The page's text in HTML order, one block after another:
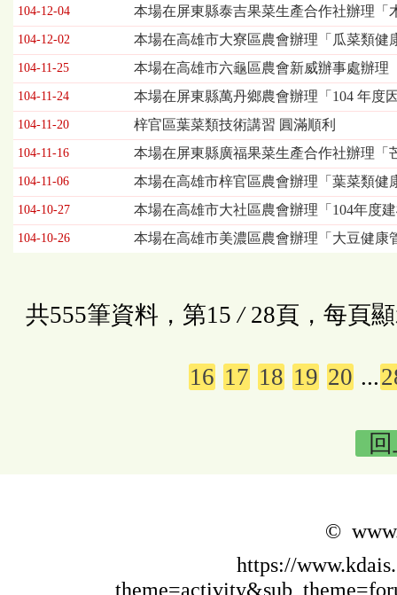
為：
發
布
日
期、
標
題
104-12-04 本場在屏東縣泰吉果菜生產合作社辦理「
104-12-02 本場在高雄市大寮區農會辦理「瓜菜類健
104-11-25 本場在高雄市六龜區農會新威辦事處辦理
104-11-24 本場在屏東縣萬丹鄉農會辦理「104 年度
104-11-20 梓官區葉菜類技術講習 圓滿順利
104-11-16 本場在屏東縣廣福果菜生產合作社辦理「
104-11-06 本場在高雄市梓官區農會辦理「葉菜類健
104-10-27 本場在高雄市大社區農會辦理「104年度
104-10-26 本場在高雄市美濃區農會辦理「大豆健康
共555筆資料，第15 / 28頁，每頁
16 17 18 19 20 ...
©
https://